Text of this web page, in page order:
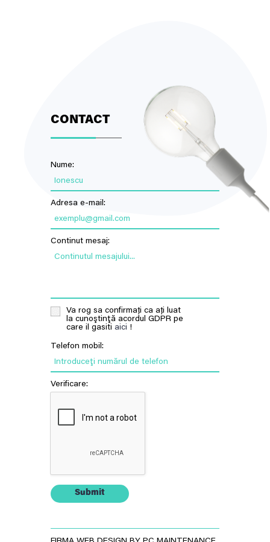
CONTACT
Nume:
Ionescu
Adresa e-mail:
exemplu@gmail.com
Submit
Continut mesaj:
Continutul mesajului...
Verificare:
Va rog sa confirmați ca ați luat
la cunoştinţă acordul GDPR pe
care il gasiti aici !
Telefon mobil:
Introduceţi numărul de telefon